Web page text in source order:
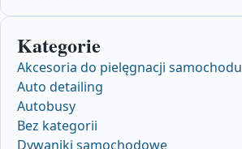
Kategorie
Akcesoria do pielęgnacji samochodu
Auto detailing
Autobusy
Bez kategorii
Dywaniki samochodowe